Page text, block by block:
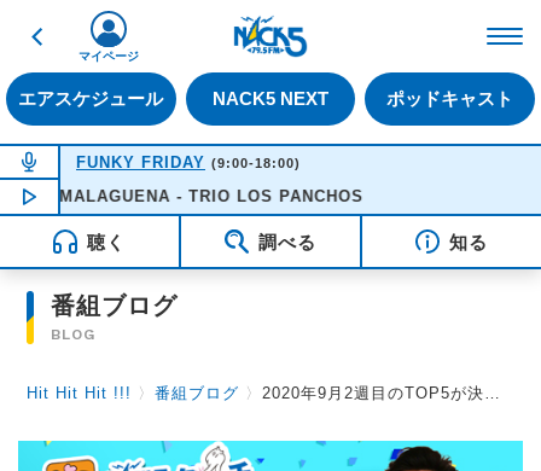
戻る
エアスケジュール NACK5 NEXT ポッドキャスト
マイページ
NOW ON AIR
FUNKY FRIDAY (9:00-18:00)
NOW PLAYING 11:25
LA MALAGUENA - TRIO LOS PANCHOS
聴く 調べる 知る
番組ブログ
BLOG
Hit Hit Hit !!! 〉番組ブログ 〉2020年9月2週目のTOP5が決定！